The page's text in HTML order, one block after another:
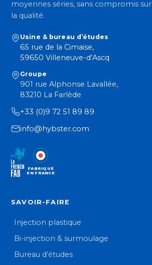
moyennes séries, sans compromis sur
la qualité.
Usine & bureau d’études
65 rue de la Cimaise,
59650 Villeneuve-d’Ascq
Groupe
901 rue Alphonse Lavallée,
83210 La Farlède
+33 (0)9 72 51 89 89
info@hybster.com
FABRIQUÉ
EN FRANCE
SAVOIR-FAIRE
Injection plastique
Bi-injection & surmoulage
Bureau d’études